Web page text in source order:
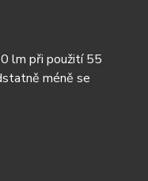
lm při použití 55
méně se